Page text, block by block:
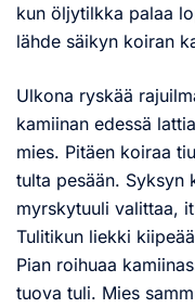
kun öljytilkka palaa
lähde säikyn koiran
Ulkona ryskää
kamiinan edessä
mies. Pitäen koiraa
tulta pesään. Syksyn
myrskytuuli valittaa,
Tulitikun liekki
Pian roihuaa
tuova tuli. Mies